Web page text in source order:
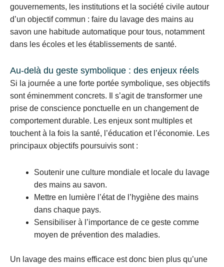
gouvernements, les institutions et la société civile autour
d’un objectif commun : faire du lavage des mains au
savon une habitude automatique pour tous, notamment
dans les écoles et les établissements de santé.
Au-delà du geste symbolique : des enjeux réels
Si la journée a une forte portée symbolique, ses objectifs
sont éminemment concrets. Il s’agit de transformer une
prise de conscience ponctuelle en un changement de
comportement durable. Les enjeux sont multiples et
touchent à la fois la santé, l’éducation et l’économie. Les
principaux objectifs poursuivis sont :
Soutenir une culture mondiale et locale du lavage
des mains au savon.
Mettre en lumière l’état de l’hygiène des mains
dans chaque pays.
Sensibiliser à l’importance de ce geste comme
moyen de prévention des maladies.
Un lavage des mains efficace est donc bien plus qu’une